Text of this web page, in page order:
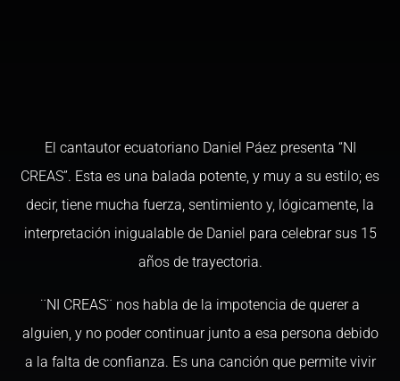
El cantautor ecuatoriano Daniel Páez presenta “NI
CREAS”. Esta es una balada potente, y muy a su estilo; es
decir, tiene mucha fuerza, sentimiento y, lógicamente, la
interpretación inigualable de Daniel para celebrar sus 15
años de trayectoria.
¨NI CREAS¨ nos habla de la impotencia de querer a
alguien, y no poder continuar junto a esa persona debido
a la falta de confianza. Es una canción que permite vivir